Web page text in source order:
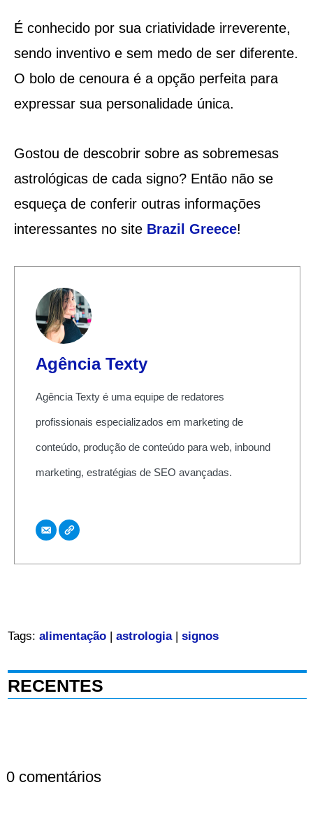
É conhecido por sua criatividade irreverente,
sendo inventivo e sem medo de ser diferente.
O bolo de cenoura é a opção perfeita para
expressar sua personalidade única.
Gostou de descobrir sobre as sobremesas
astrológicas de cada signo? Então não se
esqueça de conferir outras informações
interessantes no site Brazil Greece!
Agência Texty
Agência Texty é uma equipe de redatores
profissionais especializados em marketing de
conteúdo, produção de conteúdo para web, inbound
marketing, estratégias de SEO avançadas.
Tags: alimentação| astrologia| signos
RECENTES
0 comentários